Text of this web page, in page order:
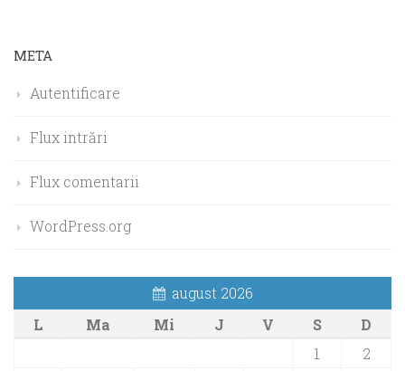
META
Autentificare
Flux intrări
Flux comentarii
WordPress.org
august 2026
L
Ma Mi J V S
D
1
2